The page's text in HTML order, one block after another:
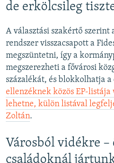
de erkölcsileg
A választási szakértő
rendszer visszacsapott a
megszüntetni, így a
megszerezheti a fővárosi
százalékát, és blokkolhatja
ellenzéknek közös EP-
lehetne, külön listával
Zoltán.
Városból vidékre –
családoknál